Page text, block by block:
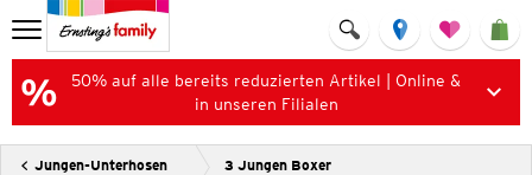
50% auf alle bereits reduzierten Artikel | Online &
in unseren Filialen
Jungen-Unterhosen 3 Jungen Boxer